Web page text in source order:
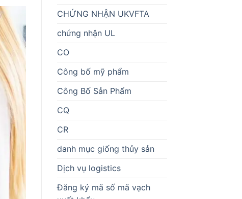
CHỨNG NHẬN UKVFTA
chứng nhận UL
CO
Công bố mỹ phẩm
Công Bố Sản Phẩm
CQ
CR
danh mục giống thủy sản
Dịch vụ logistics
Đăng ký mã số mã vạch